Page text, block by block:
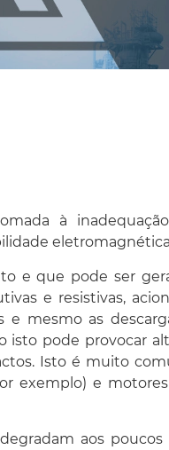
à
e que pode ser
e resistivas,
e mesmo as
pode provocar
Isto é muito
exemplo) e
aos